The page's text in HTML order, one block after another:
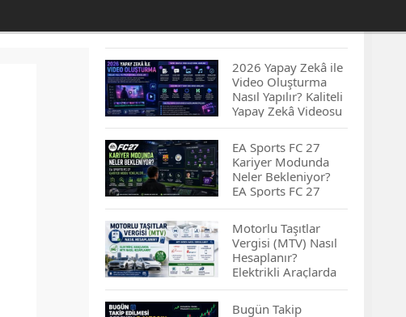
2026 Yapay Zekâ ile
Video Oluşturma
Nasıl Yapılır? Kaliteli
Yapay Zekâ Videosu
Hazırlamanın
İpuçları...
EA Sports FC 27
Kariyer Modunda
Neler Bekleniyor?
EA Sports FC 27
Kariyer Modu
Yenilikleri…
Motorlu Taşıtlar
Vergisi (MTV) Nasıl
Hesaplanır?
Elektrikli Araçlarda
MTV Nasıl
Hesaplanır? MTV
Bugün Takip